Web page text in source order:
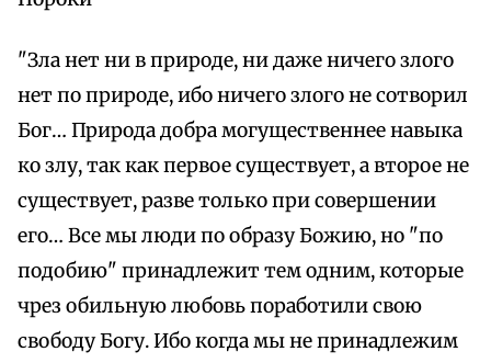
"Зла нет ни в природе, ни даже ничего злого
нет по природе, ибо ничего злого не сотворил
Бог… Природа добра могущественнее навыка
ко злу, так как первое существует, а второе не
существует, разве только при совершении
его… Все мы люди по образу Божию, но "по
подобию" принадлежит тем одним, которые
чрез обильную любовь поработили свою
свободу Богу. Ибо когда мы не принадлежим